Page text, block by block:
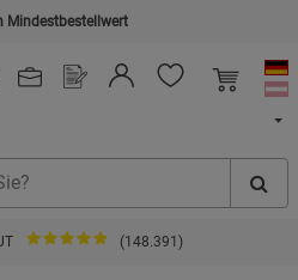
Mindestbestellwert
(148.391)